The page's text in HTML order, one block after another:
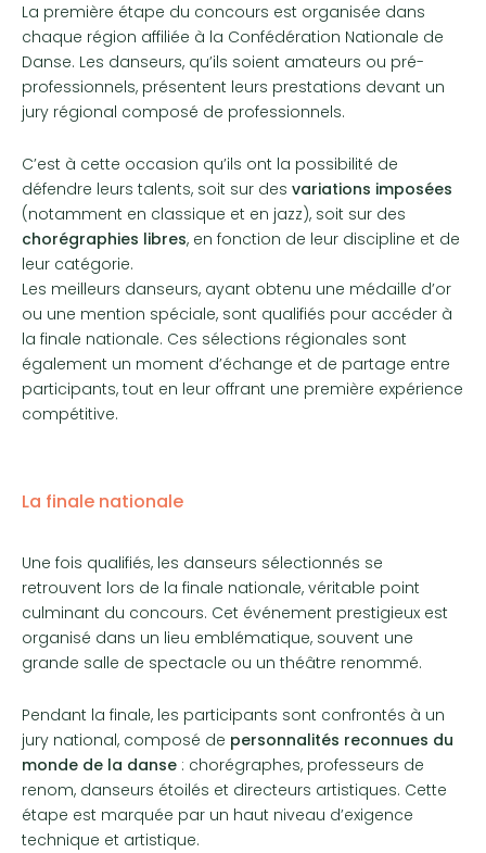
La première étape du concours est organisée dans
chaque région affiliée à la Confédération Nationale de
Danse. Les danseurs, qu’ils soient amateurs ou pré-
professionnels, présentent leurs prestations devant un
jury régional composé de professionnels.
C’est à cette occasion qu’ils ont la possibilité de
défendre leurs talents, soit sur des variations imposées
(notamment en classique et en jazz), soit sur des
chorégraphies libres, en fonction de leur discipline et de
leur catégorie.
Les meilleurs danseurs, ayant obtenu une médaille d’or
ou une mention spéciale, sont qualifiés pour accéder à
la finale nationale. Ces sélections régionales sont
également un moment d’échange et de partage entre
participants, tout en leur offrant une première expérience
compétitive.
La finale nationale
Une fois qualifiés, les danseurs sélectionnés se
retrouvent lors de la finale nationale, véritable point
culminant du concours. Cet événement prestigieux est
organisé dans un lieu emblématique, souvent une
grande salle de spectacle ou un théâtre renommé.
Pendant la finale, les participants sont confrontés à un
jury national, composé de personnalités reconnues du
monde de la danse : chorégraphes, professeurs de
renom, danseurs étoilés et directeurs artistiques. Cette
étape est marquée par un haut niveau d’exigence
technique et artistique.